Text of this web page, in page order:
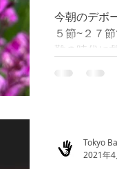
今朝のデボ
５節~２７
難の時代に
預言され
Tokyo
2021年